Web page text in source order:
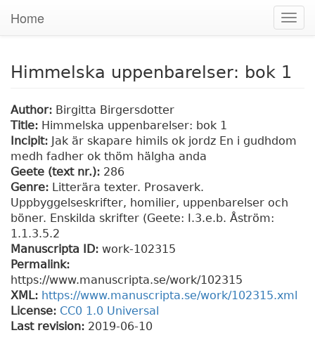
Home
Himmelska uppenbarelser: bok 1
Author: Birgitta Birgersdotter
Title: Himmelska uppenbarelser: bok 1
Incipit: Jak är skapare himils ok jordz En i gudhdom
medh fadher ok thöm hälgha anda
Geete (text nr.): 286
Genre: Litterära texter. Prosaverk.
Uppbyggelseskrifter, homilier, uppenbarelser och
böner. Enskilda skrifter (Geete: I.3.e.b. Åström:
1.1.3.5.2
Manuscripta ID: work-102315
Permalink:
https://www.manuscripta.se/work/102315
XML: https://www.manuscripta.se/work/102315.xml
License: CC0 1.0 Universal
Last revision: 2019-06-10